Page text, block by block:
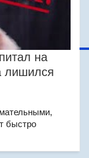
на
лишился
быстро